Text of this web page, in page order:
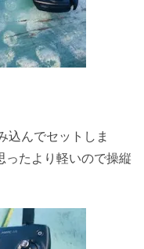
込んでセットしま
ったより軽いので操縦